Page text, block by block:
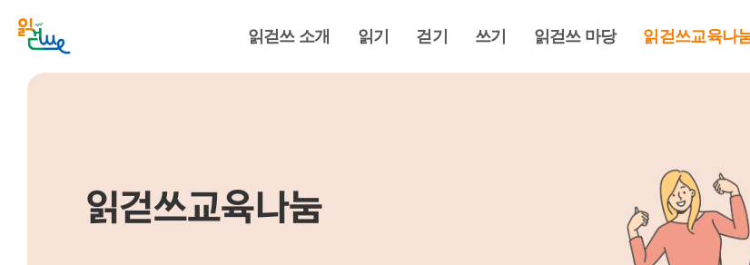
읽걷쓰 소개 읽기 걷기 쓰기 읽걷쓰 마당 읽걷쓰교육나
읽걷쓰교육나눔